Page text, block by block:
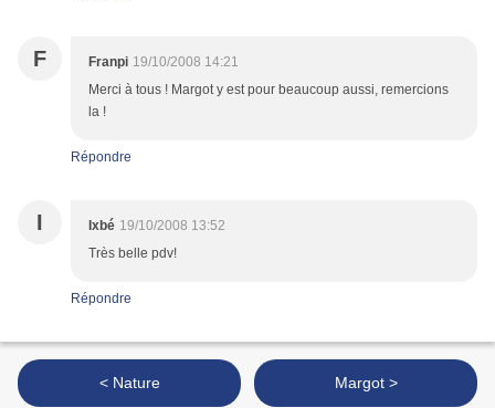
F Franpi 19/10/2008 14:21
Merci à tous ! Margot y est pour beaucoup aussi, remercions
la !
Répondre
I Ixbé 19/10/2008 13:52
Très belle pdv!
Répondre
< Nature Margot >